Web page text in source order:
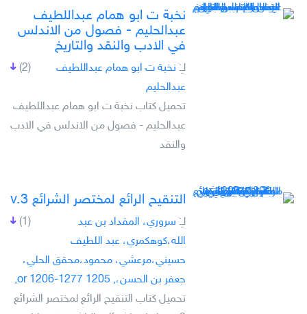
نخبة ت ابو ھمام عبداللطيف
عبدالحليم - فصول من الاندلس
في الادب والنقد والتاريخ
(2) لـِ: نخبة ت ابو ھمام عبداللطيف
عبدالحليم
تحميل كتاب نخبة ت ابو ھمام عبداللطيف
عبدالحليم - فصول من الاندلس في الادب
والنقد
التنقيح الرائع لمختصر الشرائع v.3
(1) لـِ: سروري، المقداد بن عبد
الله،كوهكمري، عبد اللطيف
حسيني،مرعشي، محمود،محقق الحلي،
جعفر بن الحسن،, 1205 or 1206-1277,
تحميل كتاب التنقيح الرائع لمختصر الشرائع